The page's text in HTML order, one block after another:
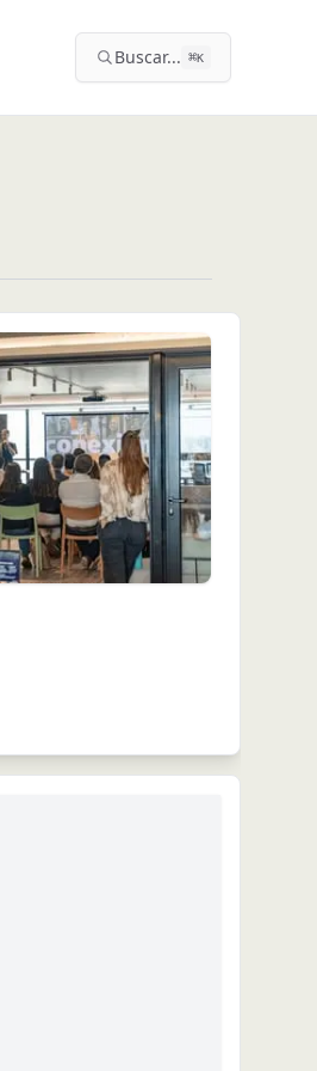
Buscar... ⌘K